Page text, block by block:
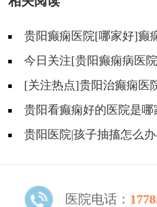
贵阳癫痫医院[哪家好]癫
意什么？
今日关注[贵阳癫痫病医
怎么才能不焦虑压抑？
[关注热点]贵阳治癫痫医
人能喝酒吗？
贵阳看癫痫好的医院是
个方面的护理？
贵阳医院|孩子抽搐怎么
医院电话：